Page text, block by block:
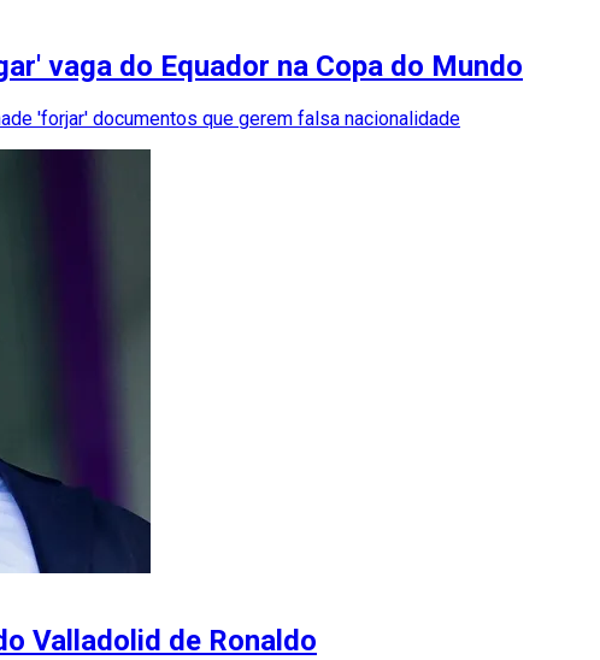
vaga do Equador na Copa do Mundo
'forjar' documentos que gerem falsa nacionalidade
Valladolid de Ronaldo